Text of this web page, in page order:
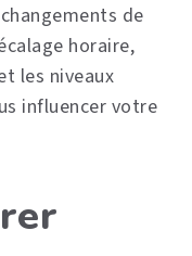
de
horaire,
les niveaux
influencer votre